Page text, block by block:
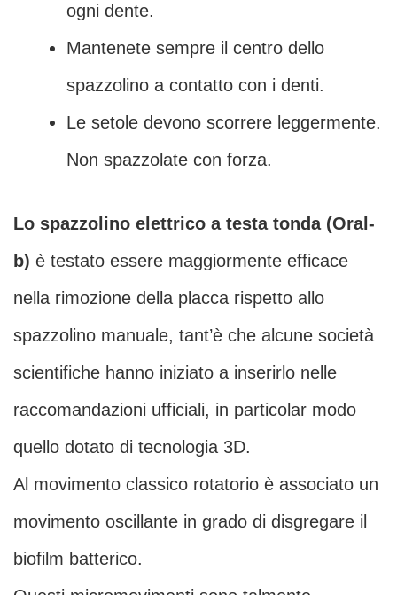
ogni dente.
Mantenete sempre il centro dello
spazzolino a contatto con i denti.
Le setole devono scorrere leggermente.
Non spazzolate con forza.
Lo spazzolino elettrico a testa tonda (Oral-
b) è testato essere maggiormente efficace
nella rimozione della placca rispetto allo
spazzolino manuale, tant’è che alcune società
scientifiche hanno iniziato a inserirlo nelle
raccomandazioni ufficiali, in particolar modo
quello dotato di tecnologia 3D.
Al movimento classico rotatorio è associato un
movimento oscillante in grado di disgregare il
biofilm batterico.